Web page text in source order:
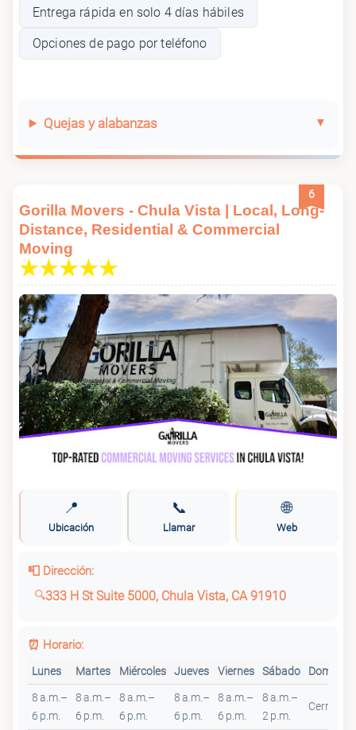
Entrega rápida en solo 4 días hábiles
Opciones de pago por teléfono
Quejas y alabanzas
6
Gorilla Movers - Chula Vista | Local, Long-
Distance, Residential & Commercial
Moving
📍
Ubicación
📞
Llamar
🌐
Web
📮 Dirección:
333 H St Suite 5000, Chula Vista, CA 91910
⏰ Horario:
Lunes Martes Miércoles Jueves Viernes Sábado Domingo
8 a.m.–
6 p.m.
8 a.m.–
6 p.m.
8 a.m.–
6 p.m.
8 a.m.–
6 p.m.
8 a.m.–
6 p.m.
8 a.m.–
2 p.m.
Cerrado